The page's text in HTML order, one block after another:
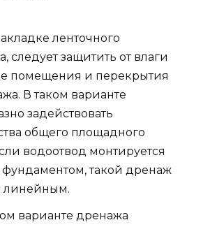
ленточного
следует защитить от влаги
помещения и перекрытия
В таком варианте
задействовать
общего площадного
водоотвод монтируется
фундаментом, такой дренаж
линейным.
варианте дренажа